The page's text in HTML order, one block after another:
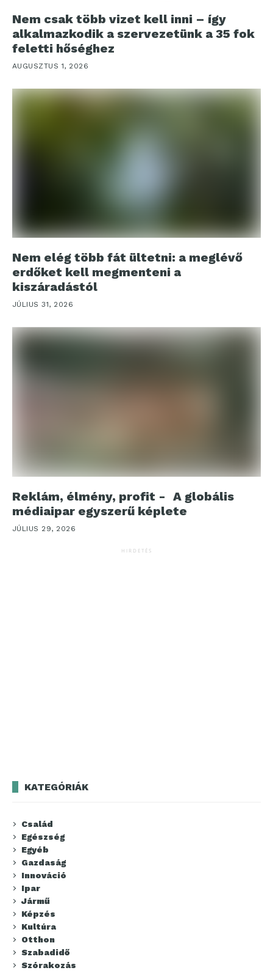
Nem csak több vizet kell inni – így
alkalmazkodik a szervezetünk a 35 fok
feletti hőséghez
AUGUSZTUS 1, 2026
Nem elég több fát ültetni: a meglévő
erdőket kell megmenteni a
kiszáradástól
JÚLIUS 31, 2026
Reklám, élmény, profit - A globális
médiaipar egyszerű képlete
JÚLIUS 29, 2026
HIRDETÉS
KATEGÓRIÁK
Család
Egészség
Egyéb
Gazdaság
Innováció
Ipar
Jármű
Képzés
Kultúra
Otthon
Szabadidő
Szórakozás